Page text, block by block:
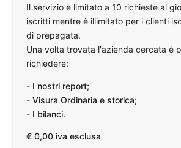
Il servizio è limitato a 10 richieste al
iscritti mentre è illimitato per i clienti
di prepagata.
Una volta trovata l'azienda cercata è
richiedere:
- I nostri report;
- Visura Ordinaria e storica;
- I bilanci.
€ 0,00 iva esclusa